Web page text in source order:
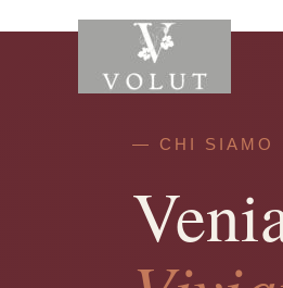
— CHI SIAMO